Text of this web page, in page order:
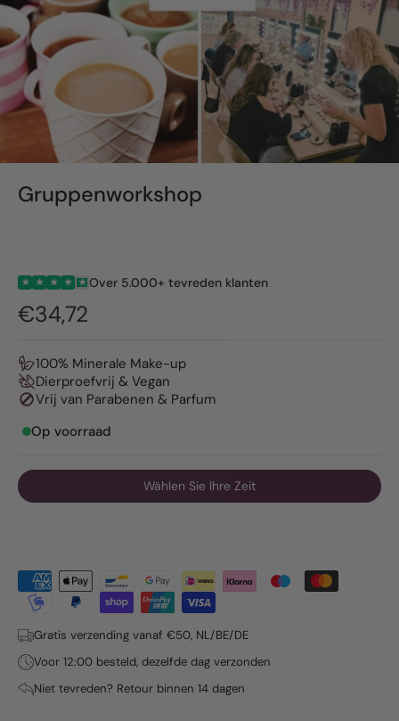
Gruppenworkshop
★ ★ ★ ★ ★ Over 5.000+ tevreden klanten
€34,72
100% Minerale Make-up
Dierproefvrij & Vegan
Vrij van Parabenen & Parfum
Op voorraad
Wählen Sie Ihre Zeit
Gratis verzending vanaf €50, NL/BE/DE
Voor 12:00 besteld, dezelfde dag verzonden
Niet tevreden? Retour binnen 14 dagen